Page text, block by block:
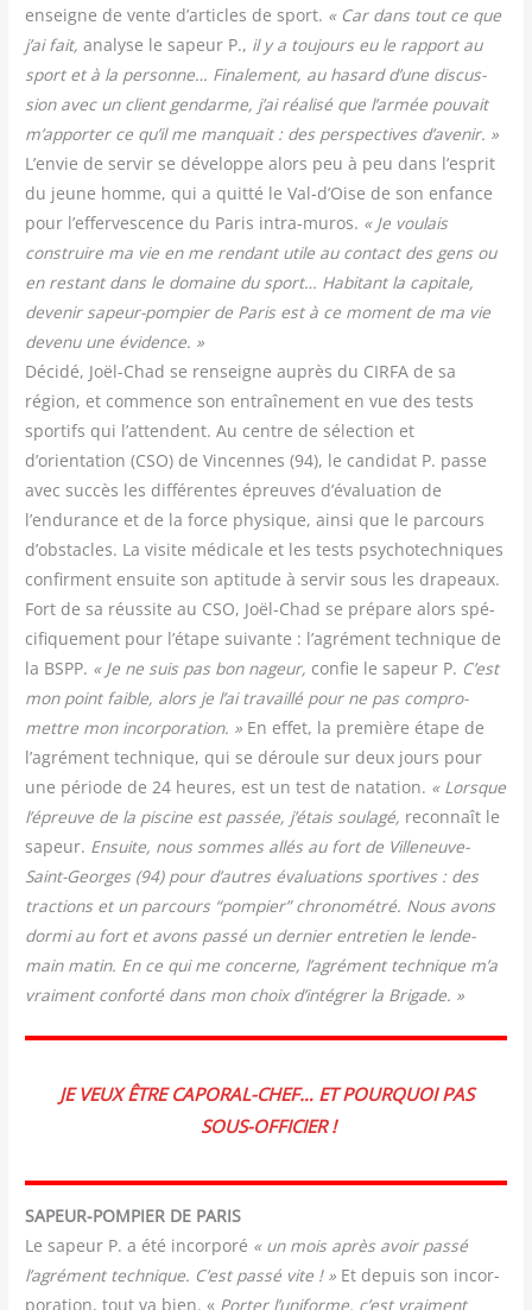
enseigne de vente d’articles de sport. « Car dans tout ce que
j’ai fait, ana­lyse le sapeur P., il y a tou­jours eu le rap­port au
sport et à la per­sonne… Fina­le­ment, au hasard d’une dis­cus­
sion avec un client gen­darme, j’ai réa­li­sé que l’armée pou­vait
m’apporter ce qu’il me man­quait : des pers­pec­tives d’avenir. »
L’envie de ser­vir se déve­loppe alors peu à peu dans l’esprit
du jeune homme, qui a quit­té le Val‑d’Oise de son enfance
pour l’effervescence du Paris intra-muros. « Je vou­lais
construire ma vie en me ren­dant utile au contact des gens ou
en res­tant dans le domaine du sport… Habi­tant la capi­tale,
deve­nir sapeur-pom­pier de Paris est à ce moment de ma vie
deve­nu une évi­dence. »
Déci­dé, Joël-Chad se ren­seigne auprès du CIRFA de sa
région, et com­mence son entraî­ne­ment en vue des tests
spor­tifs qui l’attendent. Au centre de sélec­tion et
d’orientation (CSO) de Vin­cennes (94), le can­di­dat P. passe
avec suc­cès les dif­fé­rentes épreuves d’évaluation de
l’endurance et de la force phy­sique, ain­si que le par­cours
d’obstacles. La visite médi­cale et les tests psy­cho­tech­niques
confirment ensuite son apti­tude à ser­vir sous les dra­peaux.
Fort de sa réus­site au CSO, Joël-Chad se pré­pare alors spé­
ci­fi­que­ment pour l’étape sui­vante : l’agrément tech­nique de
la BSPP. « Je ne suis pas bon nageur, confie le sapeur P. C’est
mon point faible, alors je l’ai tra­vaillé pour ne pas com­pro­
mettre mon incor­po­ra­tion. » En effet, la pre­mière étape de
l’agrément tech­nique, qui se déroule sur deux jours pour
une période de 24 heures, est un test de nata­tion. « Lorsque
l’épreuve de la pis­cine est pas­sée, j’étais sou­la­gé, recon­naît le
sapeur. Ensuite, nous sommes allés au fort de Vil­le­neuve-
Saint-Georges (94) pour d’autres éva­lua­tions spor­tives : des
trac­tions et un par­cours “pom­pier” chro­no­mé­tré. Nous avons
dor­mi au fort et avons pas­sé un der­nier entre­tien le len­de­
main matin. En ce qui me concerne, l’agrément tech­nique m’a
vrai­ment confor­té dans mon choix d’intégrer la Brigade. »
JE VEUX ÊTRE CAPORAL-CHEF… ET POURQUOI PAS
SOUS-OFFICIER !
SAPEUR-POMPIER DE PARIS
Le sapeur P. a été incor­po­ré « un mois après avoir pas­sé
l’agrément tech­nique. C’est pas­sé vite ! » Et depuis son incor­
po­ra­tion, tout va bien. « Por­ter l’uniforme, c’est vrai­ment